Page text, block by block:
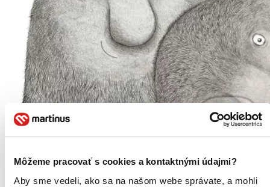
Môžeme pracovať s cookies a kontaktnými údajmi?
Aby sme vedeli, ako sa na našom webe správate, a mohli